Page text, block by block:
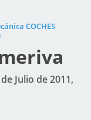
COCHES
Julio de 2011,